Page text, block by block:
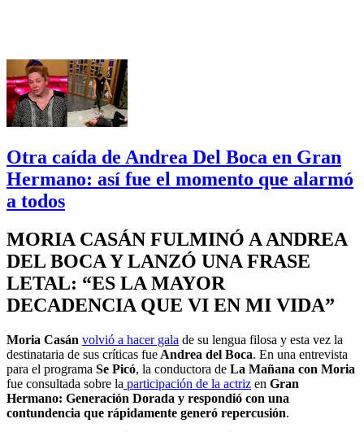
Otra caída de Andrea Del Boca en Gran
Hermano: así fue el momento que alarmó
a todos
MORIA CASÁN FULMINÓ A ANDREA
DEL BOCA Y LANZÓ UNA FRASE
LETAL: “ES LA MAYOR
DECADENCIA QUE VI EN MI VIDA”
Moria Casán volvió a hacer gala de su lengua filosa y esta vez la
destinataria de sus críticas fue Andrea del Boca. En una entrevista
para el programa Se Picó, la conductora de La Mañana con Moria
fue consultada sobre la participación de la actriz en Gran
Hermano: Generación Dorada y respondió con una
contundencia que rápidamente generó repercusión.